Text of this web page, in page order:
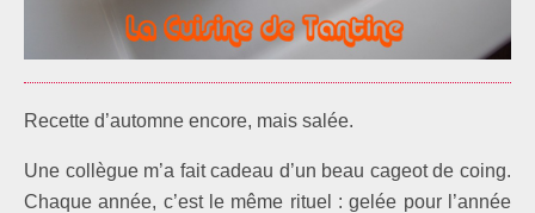
Recette d’automne encore, mais salée.
Une collègue m’a fait cadeau d’un beau cageot de coing.
Chaque année, c’est le même rituel : gelée pour l’année